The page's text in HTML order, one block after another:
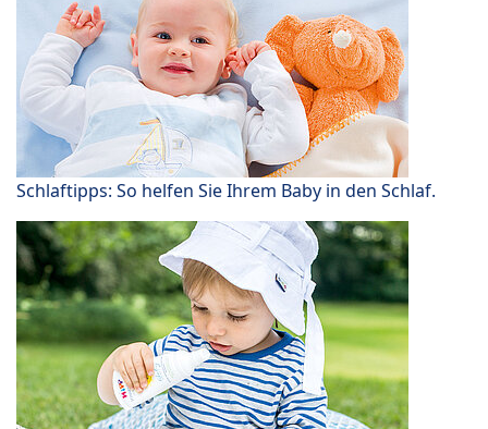
Schlaftipps: So helfen Sie Ihrem Baby in den Schlaf.